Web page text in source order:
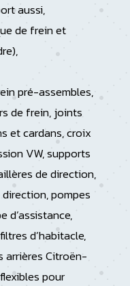
aussi,
de frein et
pré-assembles,
de frein, joints
et cardans, croix
VW, supports
de direction,
pompes
d’assistance,
d’habitacle,
arrières Citroën-
pour